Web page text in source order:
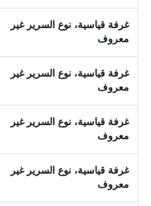
غرفة قياسية، نوع السرير غير
معروف
غرفة قياسية، نوع السرير غير
معروف
غرفة قياسية، نوع السرير غير
معروف
غرفة قياسية، نوع السرير غير
معروف